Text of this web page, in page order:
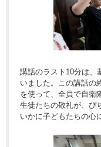
講話のラスト10分は、
いました。この講話の
を使って、全員で自衛
生徒たちの敬礼が、ぴ
いかに子どもたちの心